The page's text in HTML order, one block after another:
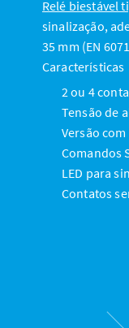
Relé biestável
sinalização,
35 mm (EN
Características
2 ou 4
Tensão de
Versão
Comandos
LED para
Contatos